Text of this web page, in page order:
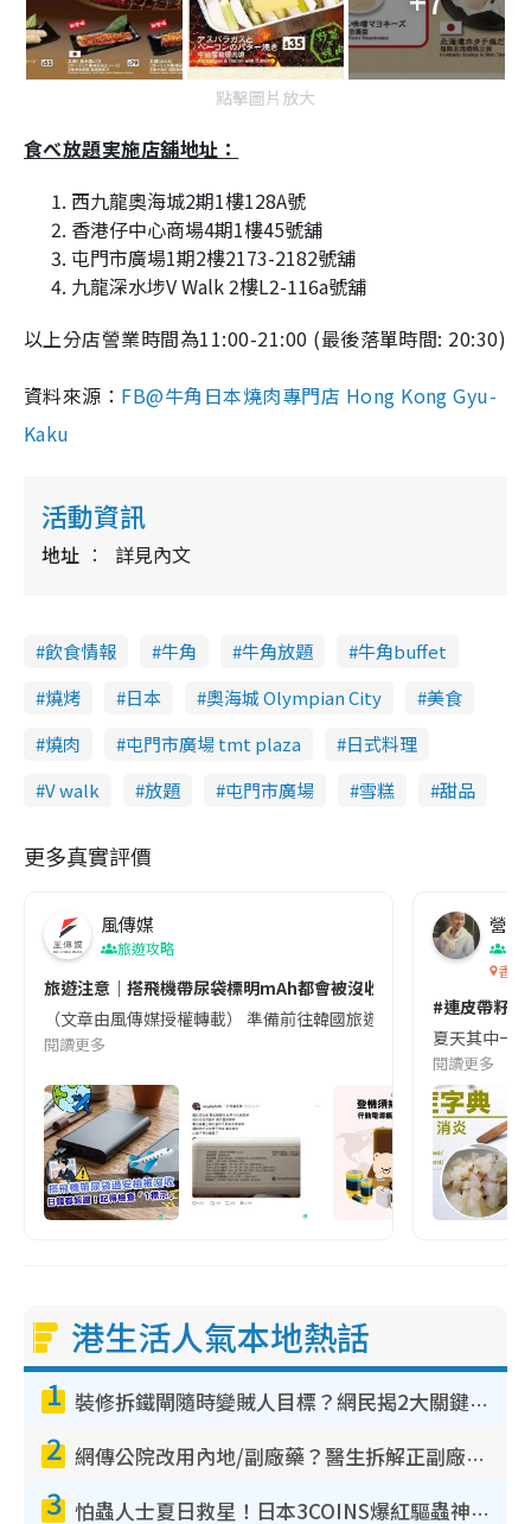
點擊圖片放大
食べ放題実施店舖地址：
西九龍奧海城2期1樓128A號
香港仔中心商場4期1樓45號舖
屯門市廣場1期2樓2173-2182號舖
九龍深水埗V Walk 2樓L2-116a號舖
以上分店謍業時間為11:00-21:00 (最後落單時間: 20:30)
資料來源： FB@牛角日本燒肉專門店 Hong Kong Gyu-
Kaku
活動資訊
地址 詳見內文
飲食情報 牛角 牛角放題
牛角buffet
燒烤
日本 奧海城 Olympian City
美食
燒肉
屯門市廣場 tmt plaza
日式料理
V walk
放題 屯門市廣場 雪糕 甜品
更多真實評價
風傳媒
旅遊攻略
旅遊注意｜搭飛機帶尿袋標明mAh都會被沒收😱出發前切記檢查
（文章由風傳媒授權轉載） 準備前往韓國旅遊的民眾，近期要
閱讀更多
營養
香港
#連皮帶籽
夏天其中一
閱讀更多
港生活人氣本地熱話
1 裝修拆鐵閘隨時變賊人目標？網民揭2大關鍵用途：裝新式等於白裝？附新舊鐵閘分別
2 網傳公院改用內地/副廠藥？醫生拆解正副廠分別 揭4類人換藥隨時出事
3 怕蟲人士夏日救星！日本3COINS爆紅驅蟲神器$45起 1招「全程免觸碰」輕鬆搞定小強